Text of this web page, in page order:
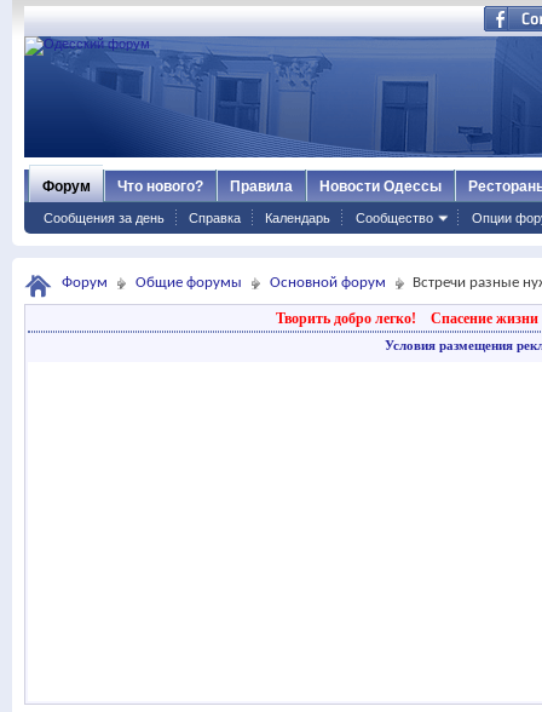
Форум
Сообщения за день Справка Календарь Сообщество Опции
Что нового? Правила Новости Одессы
Форум Общие форумы Основной форум Встречи разные
Творить добро легко! Спасение жизни
Условия размещения